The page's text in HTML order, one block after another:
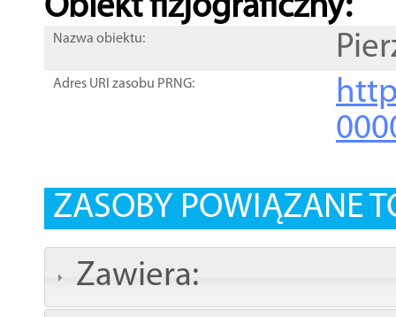
Obiekt fizjograficzny:
Nazwa obiektu:
Adres URI zasobu PRNG:
ZASOBY POWIĄZANE
Zawiera: